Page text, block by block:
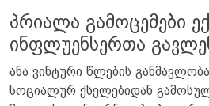
პრიალა გამოცემები
ინფლუენსერთა
ანა ვინტური წლების
სოციალურ ქსელებიდან